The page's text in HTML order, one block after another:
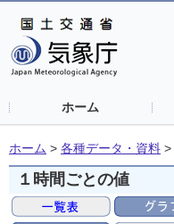
ホーム
ホーム > 各種データ・資料 >
１時間ごとの値